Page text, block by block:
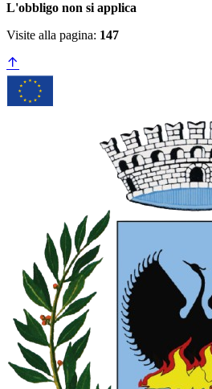
L'obbligo non si applica
Visite alla pagina: 147